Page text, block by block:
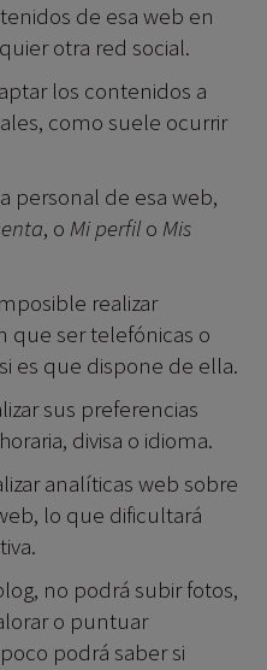
de esa web en
otra red social.
los contenidos a
como suele ocurrir
personal de esa web,
, o Mi perfil o Mis
realizar
que ser telefónicas o
es que dispone de ella.
sus preferencias
divisa o idioma.
analíticas web sobre
lo que dificultará
no podrá subir fotos,
o puntuar
podrá saber si